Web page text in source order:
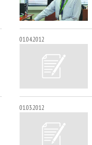
01.04.2012
01.03.2012